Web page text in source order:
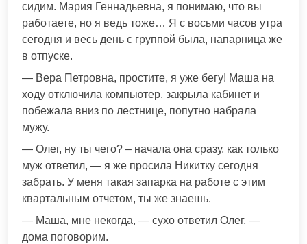
сидим. Мария Геннадьевна, я понимаю, что вы
работаете, но я ведь тоже… Я с восьми часов утра
сегодня и весь день с группой была, напарница же
в отпуске.
— Вера Петровна, простите, я уже бегу! Маша на
ходу отключила компьютер, закрыла кабинет и
побежала вниз по лестнице, попутно набрала
мужу.
— Олег, ну ты чего? – начала она сразу, как только
муж ответил, — я же просила Никитку сегодня
забрать. У меня такая запарка на работе с этим
квартальным отчетом, ты же знаешь.
— Маша, мне некогда, — сухо ответил Олег, —
дома поговорим.